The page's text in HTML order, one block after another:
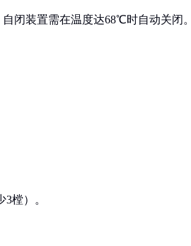
闭装置需在温度达68℃时自动关闭。
樘）。